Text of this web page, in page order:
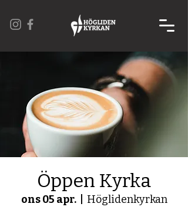
Öppen Kyrka
ons 05 apr.
  |
Höglidenkyrkan